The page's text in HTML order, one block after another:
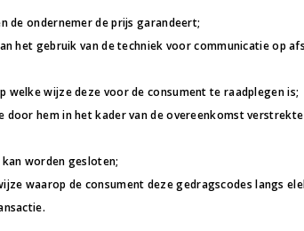
de ondernemer de prijs garandeert;
het gebruik van de techniek voor communicatie op
wijze deze voor de consument te raadplegen is;
hem in het kader van de overeenkomst
worden gesloten;
waarop de consument deze gedragscodes langs